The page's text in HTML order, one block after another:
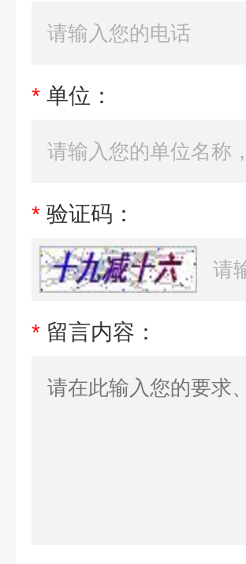
* 单位：
* 验证码：
* 留言内容：